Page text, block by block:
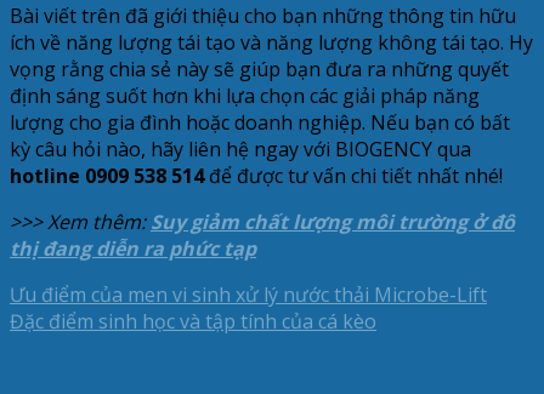
Bài viết trên đã giới thiệu cho bạn những thông tin hữu
ích về năng lượng tái tạo và năng lượng không tái tạo. Hy
vọng rằng chia sẻ này sẽ giúp bạn đưa ra những quyết
định sáng suốt hơn khi lựa chọn các giải pháp năng
lượng cho gia đình hoặc doanh nghiệp. Nếu bạn có bất
kỳ câu hỏi nào, hãy liên hệ ngay với BIOGENCY qua
hotline 0909 538 514để được tư vấn chi tiết nhất nhé!
>>> Xem thêm:Suy giảm chất lượng môi trường ở đô
thị đang diễn ra phức tạp
Ưu điểm của men vi sinh xử lý nước thải Microbe-Lift
Đặc điểm sinh học và tập tính của cá kèo